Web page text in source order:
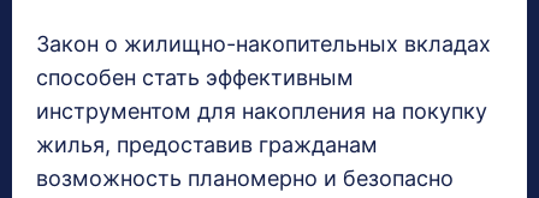
Закон о жилищно-накопительных вкладах
способен стать эффективным
инструментом для накопления на покупку
жилья, предоставив гражданам
возможность планомерно и безопасно